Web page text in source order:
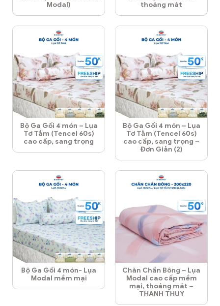
Modal)
thoáng mát
Bộ Ga Gối 4 món – Lụa
Tơ Tằm (Tencel 60s)
cao cấp, sang trọng
Bộ Ga Gối 4 món – Lụa
Tơ Tằm (Tencel 60s)
cao cấp, sang trọng –
Đơn Giản (2)
Bộ Ga Gối 4 món- Lụa
Modal mềm mại
Chăn Chần Bông – Lụa
Modal cao cấp mềm
mại, thoáng mát –
THANH THUY